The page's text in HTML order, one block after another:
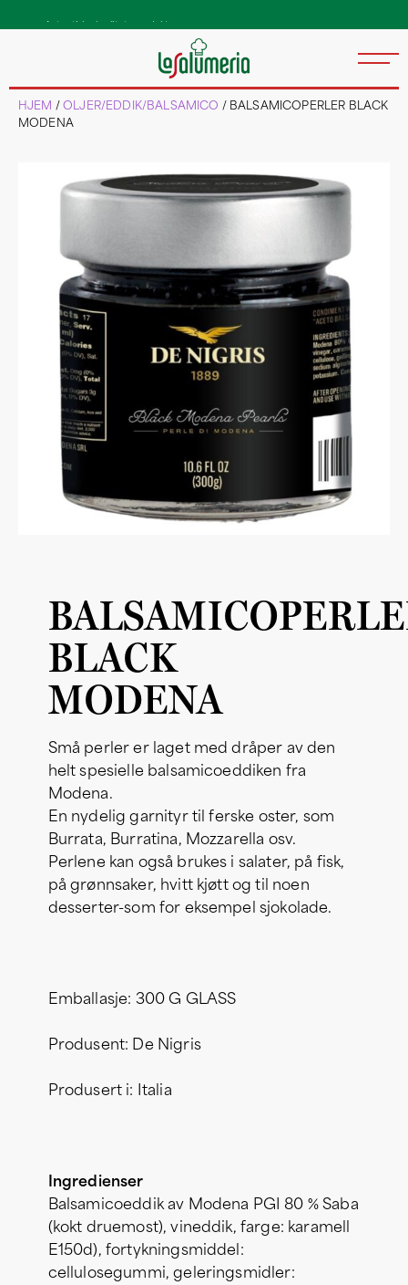
HJEM /OLJER/EDDIK/BALSAMICO / BALSAMICOPERLER BLACK
MODENA
BLACK
MODENA
Små perler er laget med dråper av den
helt spesielle balsamicoeddiken fra
Modena.
En nydelig garnityr til ferske oster, som
Burrata, Burratina, Mozzarella osv.
Perlene kan også brukes i salater, på fisk,
på grønnsaker, hvitt kjøtt og til noen
desserter-som for eksempel sjokolade.
Emballasje: 300 G GLASS
Produsent: De Nigris
Produsert i: Italia
Ingredienser
Balsamicoeddik av Modena PGI 80 % Saba
(kokt druemost), vineddik, farge: karamell
E150d), fortykningsmiddel:
cellulosegummi, geleringsmidler: